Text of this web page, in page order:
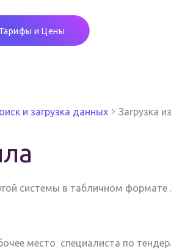
Тарифы и Цены
и загрузка данных Загрузка
системы в табличном формате
место специалиста по